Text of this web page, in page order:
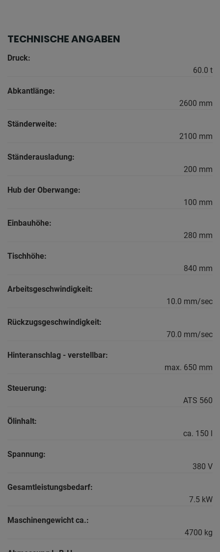
TECHNISCHE ANGABEN
Druck:
60.0 t
Abkantlänge:
2600 mm
Ständerweite:
2100 mm
Ständerausladung:
200 mm
Hub der Oberwange:
100 mm
Einbauhöhe:
280 mm
Tischhöhe:
840 mm
Arbeitsgeschwindigkeit:
10.0 mm/sec
Rückzugsgeschwindigkeit:
70.0 mm/sec
Hinteranschlag - verstellbar:
max. 650 mm
Steuerung:
ATS 560
Ölinhalt:
ca. 150 l
Spannung:
380 V
Gesamtleistungsbedarf:
7.5 kW
Maschinengewicht ca.:
4700 kg